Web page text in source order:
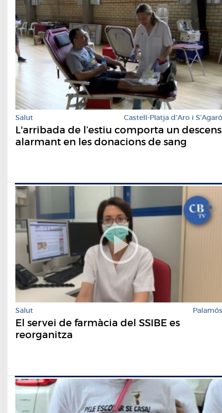
Salut Castell-Platja d'Aro i S'Agaró
L'arribada de l’estiu comporta un descens
alarmant en les donacions de sang
Salut Palamós
El servei de farmàcia del SSIBE es
reorganitza